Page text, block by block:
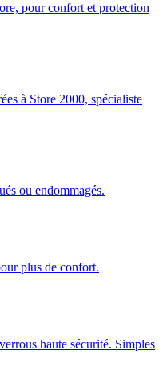
pour confort et protection
à Store 2000, spécialiste
ou endommagés.
plus de confort.
haute sécurité. Simples